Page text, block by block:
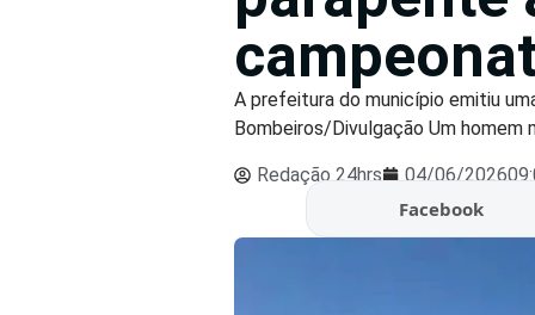
A prefeitura do município emitiu
Bombeiros/Divulgação Um homem
Redação 24hrs 04/06/2026
Facebook